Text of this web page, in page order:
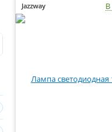
Jazzway